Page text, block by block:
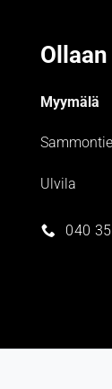
Myymälä
Ulvila
040